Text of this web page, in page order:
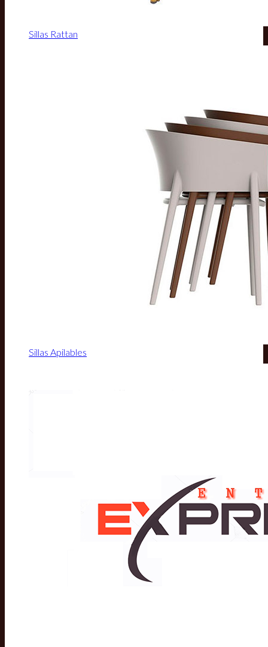
Sillas Rattan
Sillas Apilables